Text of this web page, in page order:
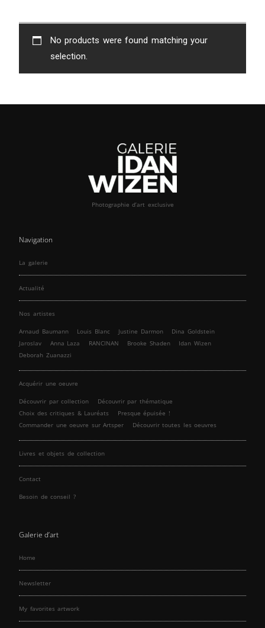
No products were found matching your
selection.
Photographie d’art exclusive
Navigation
La galerie
Actualité
Nos artistes
Arnaud Baumann Louis Blanc Justine Darmon
Dina Goldstein
Jaroslav
Anna Laza RANCINAN Brooke Shaden
Idan Wizen
Deborah Zuanazzi
Acquérir une oeuvre
Découvrir par collection
Découvrir par thématique
Choix des critiques & Lauréats
Presque épuisée !
Commander une oeuvre sur Artsper
Découvrir toutes les oeuvres
Livres et objets de collection
Contact
Besoin de conseil ?
Galerie d’art
Home
Newsletter
My favorites artwork